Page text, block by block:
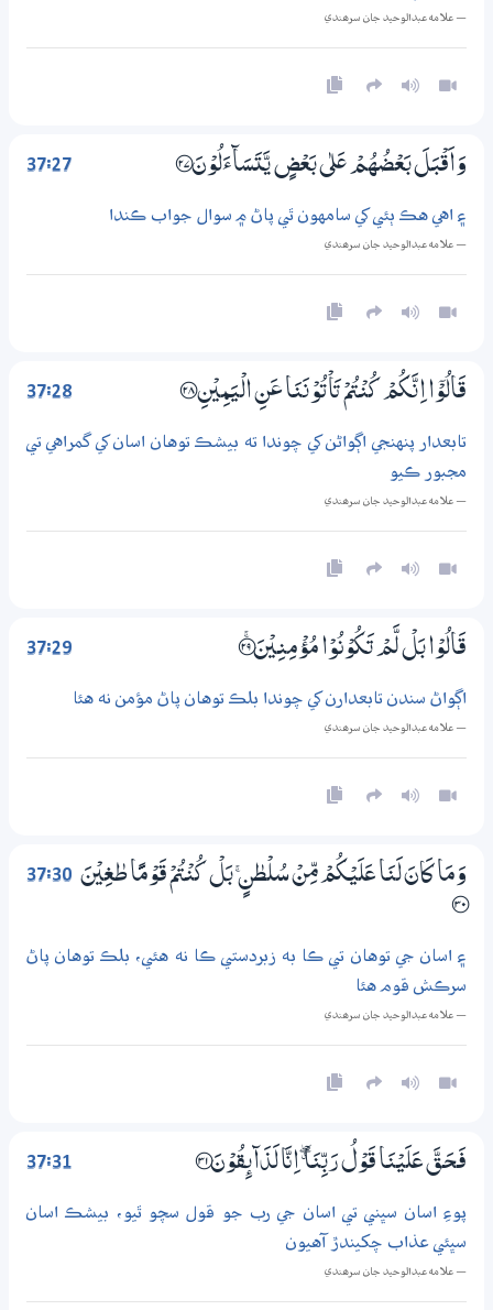
— علامه عبدالوحيد جان سرھندي
37:27 وَاَقْبَلَ بَعْضُهُمْ عَلٰي بَعْضٍ يَّتَسَاۗءَلُوْنَ ؀27
۽ اهي هڪ ٻئي کي سامهون ٿي پاڻ ۾ سوال جواب ڪندا
— علامه عبدالوحيد جان سرھندي
37:28 قَالُوْٓا اِنَّكُمْ كُنْتُمْ تَاْتُوْنَنَا عَنِ الْيَمِيْنِ ؀28
تابعدار پنهنجي اڳواڻن کي چوندا ته بيشڪ توهان اسان کي گمراهي تي
مجبور ڪيو
— علامه عبدالوحيد جان سرھندي
37:29 قَالُوْا بَلْ لَّمْ تَكُوْنُوْا مُؤْمِنِيْنَ ؀ۚ29
اڳواڻ سندن تابعدارن کي چوندا بلڪ توهان پاڻ مؤمن نه هئا
— علامه عبدالوحيد جان سرھندي
37:30 وَمَا كَانَ لَنَا عَلَيْكُمْ مِّنْ سُلْطٰنٍ ۚ بَلْ كُنْتُمْ قَوْمًا طٰغِيْنَ
؀30
۽ اسان جي توهان تي ڪا به زبردستي ڪا نه هئي، بلڪ توهان پاڻ
سرڪش قوم هئا
— علامه عبدالوحيد جان سرھندي
37:31 فَـحَــقَّ عَلَيْنَا قَوْلُ رَبِّنَآ ڰ اِنَّا لَذَاۗىِٕقُوْنَ ؀31
پوءِ اسان سڀني تي اسان جي رب جو قول سچو ٿيو، بيشڪ اسان
سڀئي عذاب چکيندڙ آهيون
— علامه عبدالوحيد جان سرھندي